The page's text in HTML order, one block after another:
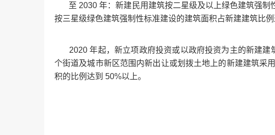
至 2030 年：新建民用建筑按二星级及以上绿色建筑强制
按三星级绿色建筑强制性标准建设的建筑面积占新建建筑比例
2020 年起，新立项政府投资或以政府投资为主的新建建
个街道及城市新区范围内新出让或划拨土地上的新建建筑采
积的比例达到 50%以上。